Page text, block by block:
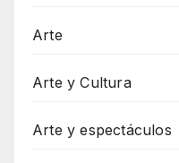
Arte
Arte y Cultura
Arte y espectáculos